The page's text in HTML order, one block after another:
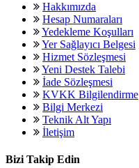
Hakkımızda
Hesap Numaraları
Yedekleme Koşulları
Yer Sağlayıcı Belgesi
Hizmet Sözleşmesi
Yeni Destek Talebi
İade Sözleşmesi
KVKK Bilgilendirme
Bilgi Merkezi
Teknik Alt Yapı
İletişim
Bizi Takip Edin